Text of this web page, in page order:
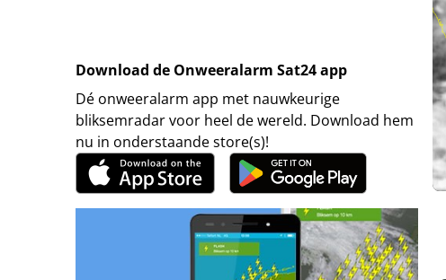
Download de Onweeralarm Sat24 app
Dé onweeralarm app met nauwkeurige
bliksemradar voor heel de wereld. Download hem
nu in onderstaande store(s)!